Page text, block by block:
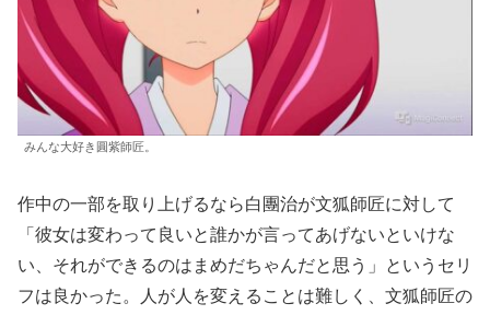
みんな大好き圓紫師匠。
作中の一部を取り上げるなら白團治が文狐師匠に対して
「彼女は変わって良いと誰かが言ってあげないといけな
い、それができるのはまめだちゃんだと思う」というセリ
フは良かった。人が人を変えることは難しく、文狐師匠の